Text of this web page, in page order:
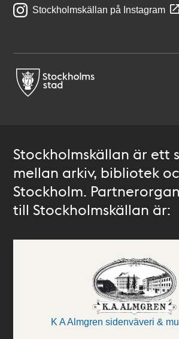
Stockholmskällan på Instagram
Stockholmskällan är ett
mellan arkiv, bibliotek
Stockholm.
till Stockholmskällan är:
K A Almgren sidenväveri &